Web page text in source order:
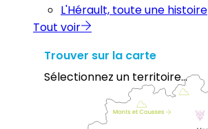
L'Hérault, toute une histoire
Tout voir
Trouver sur la carte
Sélectionnez un territoire...